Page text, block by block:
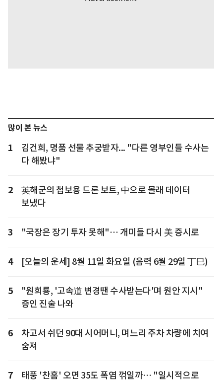
많이 본 뉴스
1
김건희, 명품 선물 추궁받자... "다른 영부인들 수사는
다 해봤냐"
2
英해군의 첩보용 드론 보트, 中으로 몰래 데이터
보냈다
3 "국장은 장기 투자 못해"… 개미들 다시 美 증시로
4 [오늘의 운세] 8월 11일 화요일 (음력 6월 29일 丁巳)
5
"원희룡, '고속道 변경땐 수사받는다'며 원안 지시"
증인 진술 나와
6
차고서 쉬던 90대 시어머니, 며느리 주차 차량에 치여
숨져
7
태풍 '찬홈' 오면 35도 폭염 꺾일까… "일시적으로